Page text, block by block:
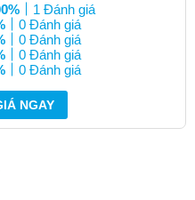
1 Đánh giá
0 Đánh giá
0 Đánh giá
0 Đánh giá
0 Đánh giá
NGAY